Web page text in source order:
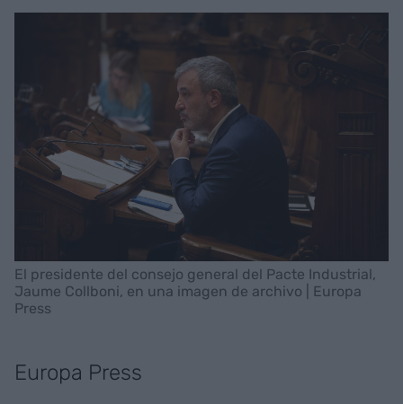
El presidente del consejo general del Pacte Industrial,
Jaume Collboni, en una imagen de archivo | Europa
Press
Europa Press